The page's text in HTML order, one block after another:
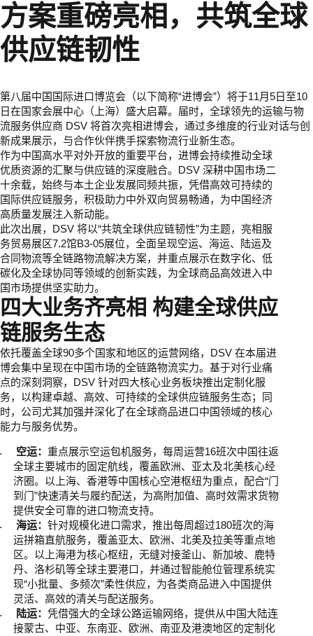
方案重磅亮相，共筑全球
供应链韧性
第八届中国国际进口博览会（以下简称“进博会”）将于11月5日至10
日在国家会展中心（上海）盛大启幕。届时，全球领先的运输与物
流服务供应商 DSV 将首次亮相进博会，通过多维度的行业对话与创
新成果展示，与合作伙伴携手探索物流行业新生态。
作为中国高水平对外开放的重要平台，进博会持续推动全球
优质资源的汇聚与供应链的深度融合。DSV 深耕中国市场二
十余载，始终与本土企业发展同频共振，凭借高效可持续的
国际供应链服务，积极助力中外双向贸易畅通，为中国经济
高质量发展注入新动能。
此次出展，DSV 将以“共筑全球供应链韧性”为主题，亮相服
务贸易展区7.2馆B3-05展位，全面呈现空运、海运、陆运及
合同物流等全链路物流解决方案，并重点展示在数字化、低
碳化及全球协同等领域的创新实践，为全球商品高效进入中
国市场提供坚实助力。
四大业务齐亮相 构建全球供应
链服务生态
依托覆盖全球90多个国家和地区的运营网络，DSV 在本届进
博会集中呈现在中国市场的全链路物流实力。基于对行业痛
点的深刻洞察，DSV 针对四大核心业务板块推出定制化服
务，以构建卓越、高效、可持续的全球供应链服务生态；同
时，公司尤其加强并深化了在全球商品进口中国领域的核心
能力与服务优势。
空运： 重点展示空运包机服务，每周运营16班次中国往返
全球主要城市的固定航线，覆盖欧洲、亚太及北美核心经
济圈。以上海、香港等中国核心空港枢纽为重点，配合“门
到门”快速清关与履约配送，为高附加值、高时效需求货物
提供安全可靠的进口物流支持。
海运： 针对规模化进口需求，推出每周超过180班次的海
运拼箱直航服务，覆盖亚太、欧洲、北美及拉美等重点地
区。以上海港为核心枢纽，无缝对接釜山、新加坡、鹿特
丹、洛杉矶等全球主要港口，并通过智能舱位管理系统实
现“小批量、多频次”柔性供应，为各类商品进入中国提供
灵活、高效的清关与配送服务。
陆运： 凭借强大的全球公路运输网络，提供从中国大陆连
接蒙古、中亚、东南亚、欧洲、南亚及港澳地区的定制化